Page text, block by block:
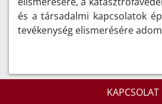
és a társadalmi kapcsolatok
tevékenység elismerésére
KAPCSOLAT